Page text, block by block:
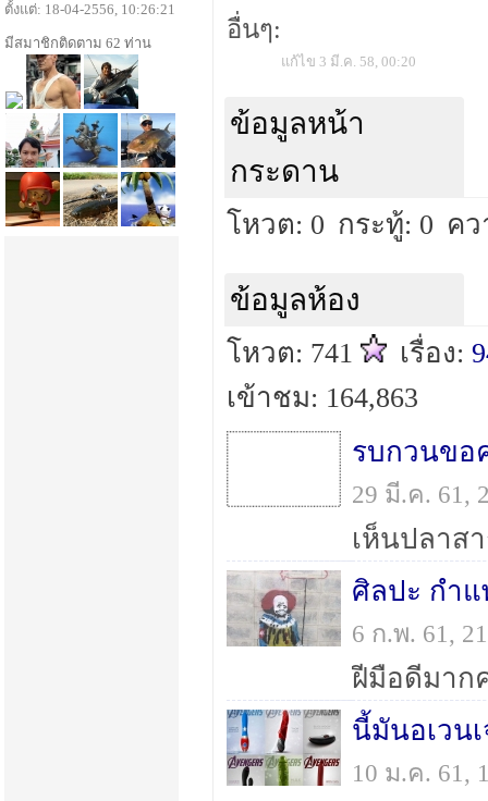
อื่นๆ:
แก้ไข 3 มี.ค. 58, 00:20
ข้อมูลหน้า
กระดาน
โหวต: 0 กระทู้: 0 ค
ข้อมูลห้อง
โหวต: 741 เรื่อง:
เข้าชม: 164,863
รบกวนขอ
29 มี.ค. 61,
ศิลปะ กำ
6 ก.พ. 61,
ฝีมือดีมาก
นี้มันอเวน
10 ม.ค. 61,
ตั้งแต่: 18-04-2556, 10:26:21
มีสมาชิกติดตาม 62 ท่าน